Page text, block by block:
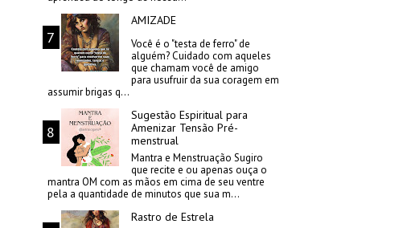
AMIZADE
Você é o "testa de ferro" de
alguém? Cuidado com aqueles
que chamam você de amigo
para usufruir da sua coragem em
assumir brigas q...
Sugestão Espiritual para
Amenizar Tensão Pré-
menstrual
Mantra e Menstruação Sugiro
que recite e ou apenas ouça o
mantra OM com as mãos em cima de seu ventre
pela a quantidade de minutos que sua m...
Rastro de Estrela